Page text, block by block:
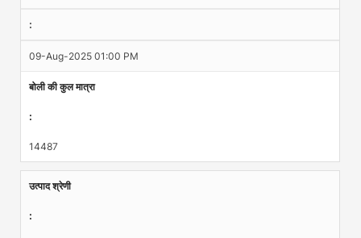
:
09-Aug-2025 01:00 PM
बोली की कुल मात्रा
:
14487
उत्पाद श्रेणी
: